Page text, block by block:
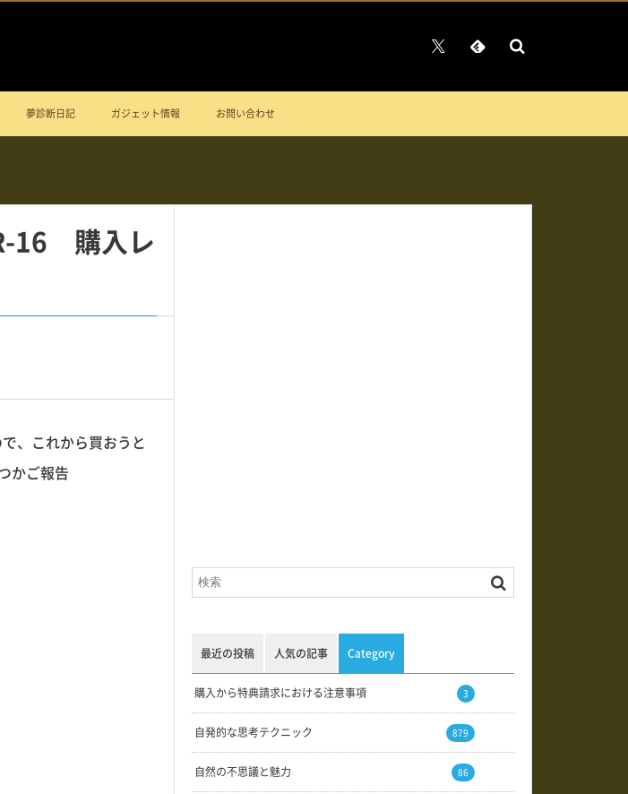
夢診断日記 ガジェット情報 お問い合わせ
16 購入レ
、これから買おうと
かご報告
最近の投稿 人気の記事 Category
購入から特典請求における注意事項 3
自発的な思考テクニック 879
自然の不思議と魅力 86